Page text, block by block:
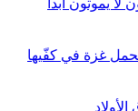
تحمل غزة في كفّيها